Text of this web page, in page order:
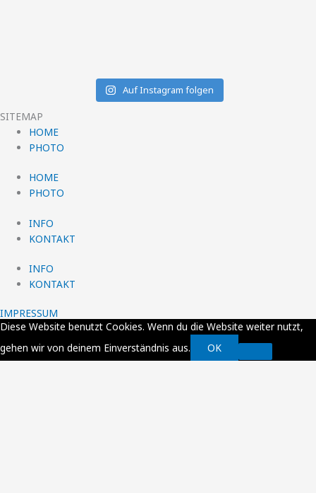
Auf Instagram folgen
SITEMAP
HOME
PHOTO
HOME
PHOTO
INFO
KONTAKT
INFO
KONTAKT
IMPRESSUM
Diese Website benutzt Cookies. Wenn du die Website weiter nutzt,
gehen wir von deinem Einverständnis aus.
OK